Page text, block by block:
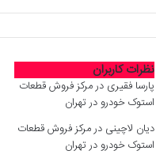
نظرات کاربران
پارسا فقیری درمرکز فروش قطعات
استوک خودرو در تهران
دیان لاچینی درمرکز فروش قطعات
استوک خودرو در تهران